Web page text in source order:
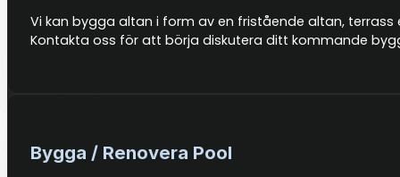
Vi kan bygga altan i form av en fristående altan,
Kontakta oss för att börja diskutera ditt kommande
Bygga / Renovera Pool